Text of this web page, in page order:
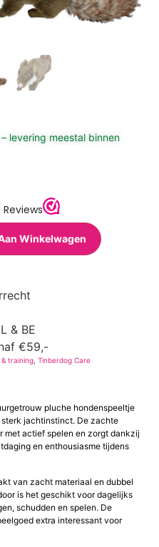
levering meestal binnen
Winkelwagen
& BE
€59,-
& training ,Tinberdog Care
pluche hondenspeeltje
jachtinstinct. De zachte
actief spelen en zorgt dankzij
en enthousiasme tijdens
van zacht materiaal en dubbel
is het geschikt voor dagelijks
schudden en spelen. De
extra interessant voor